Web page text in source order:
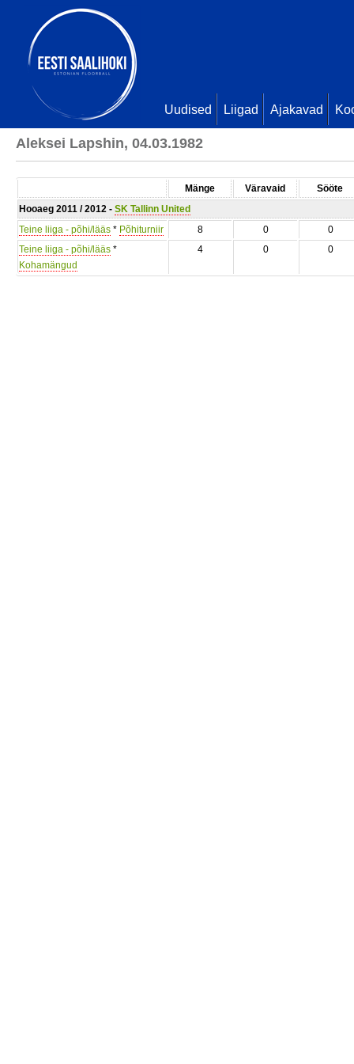
Uudised Liigad Ajakavad
Aleksei Lapshin, 04.03.1982
Mänge Väravaid
Sööte
Hooaeg 2011 / 2012 - SK Tallinn United
Teine liiga - põhi/lääs * Põhiturniir 8 0
0
Teine liiga - põhi/lääs *
Kohamängud
4 0 0